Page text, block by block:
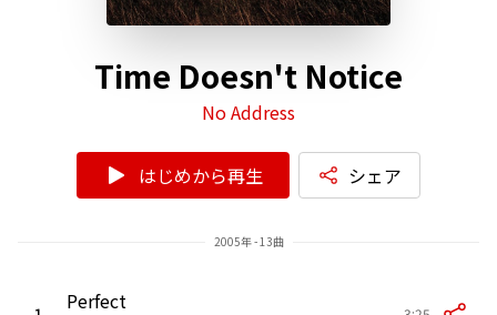
Time Doesn't Notice
No Address
はじめから再生 シェア
2005年 - 13曲
Perfect